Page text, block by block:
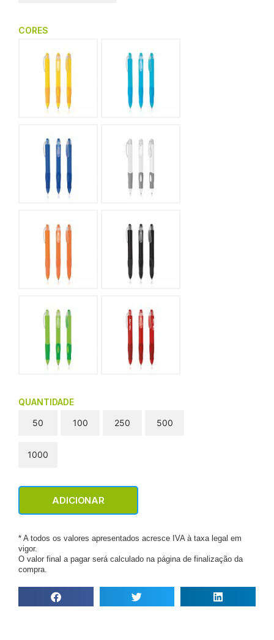
CORES
QUANTIDADE
50
100 250 500
1000
ADICIONAR
* A todos os valores apresentados acresce IVA à taxa legal em
vigor.
O valor final a pagar será calculado na página de finalização da
compra.